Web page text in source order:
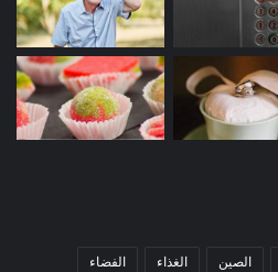
الصين الغذاء
الفضاء